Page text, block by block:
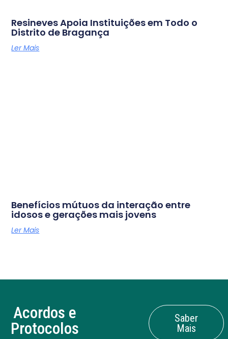
Resineves Apoia Instituições em Todo o
Distrito de Bragança
Ler Mais
Benefícios mútuos da interação entre
idosos e gerações mais jovens
Ler Mais
Acordos e
Protocolos
Saber
Mais